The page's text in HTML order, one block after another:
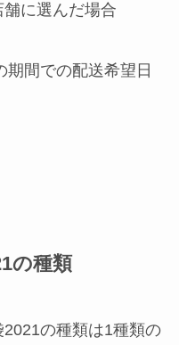
に選んだ場合
期間での配送希望日
の種類
の種類は1種類の